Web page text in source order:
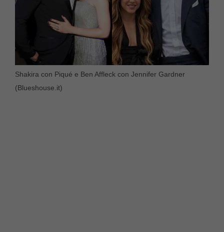
Shakira con Piqué e Ben Affleck con Jennifer Gardner
(Blueshouse.it)